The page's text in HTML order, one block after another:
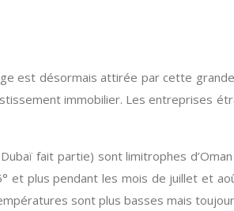
est désormais attirée par cette
immobilier. Les entreprises
fait partie) sont limitrophes
et plus pendant les mois de juillet et
sont plus basses mais